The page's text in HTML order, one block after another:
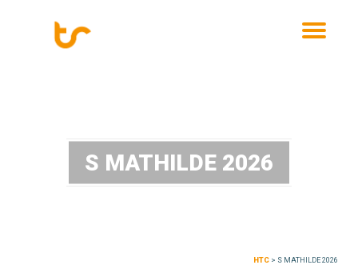
S MATHILDE 2026
HTC > S MATHILDE 2026